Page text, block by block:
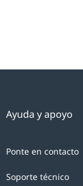
Ayuda y apoyo
Ponte en contacto
Soporte técnico